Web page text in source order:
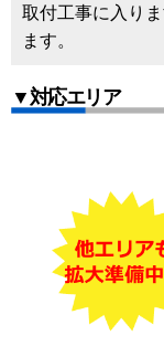
取付工事に入り
ます。
▼対応エリア